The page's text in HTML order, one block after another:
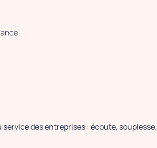
des entreprises : écoute, souplesse,